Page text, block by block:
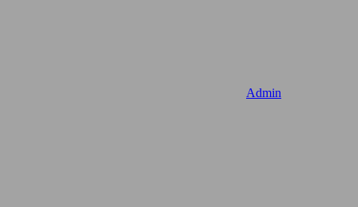
Admin